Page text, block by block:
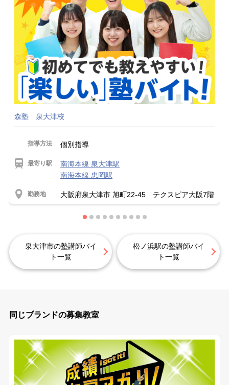
森塾 泉大津校
指導方法 個別指導
最寄り駅
南海本線 泉大津駅
南海本線 忠岡駅
勤務地 大阪府泉大津市 旭町22-45 テクスピア大阪7階
泉大津市の塾講師バイ
ト一覧
松ノ浜駅の塾講師バイ
ト一覧
同じブランドの募集教室